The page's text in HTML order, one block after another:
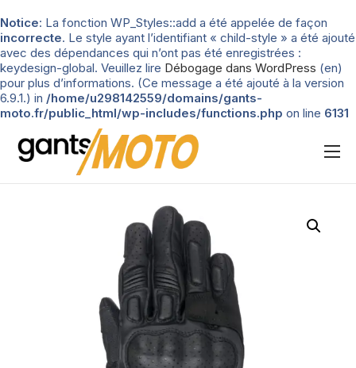
Notice: La fonction WP_Styles::add a été appelée de façon
incorrecte. Le style ayant l’identifiant « child-style » a été ajouté
avec des dépendances qui n’ont pas été enregistrées :
keydesign-global. Veuillez lire Débogage dans WordPress (en)
pour plus d’informations. (Ce message a été ajouté à la version
6.9.1.) in /home/u298142559/domains/gants-
moto.fr/public_html/wp-includes/functions.php on line 6131
Nos tests